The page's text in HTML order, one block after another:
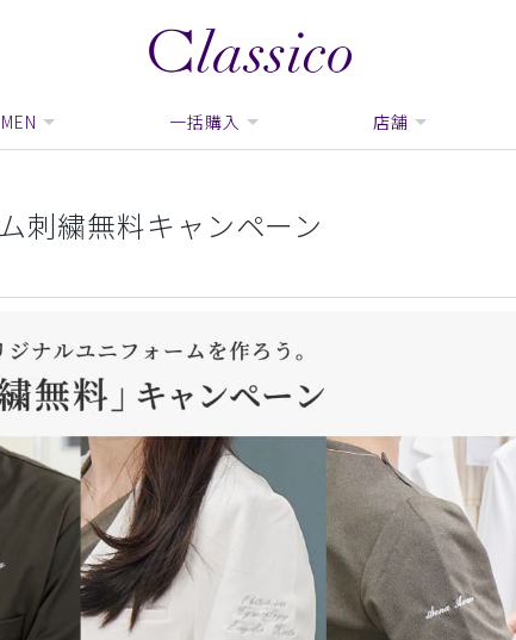
MEN 一括購入 店舗
刺繍無料キャンペーン